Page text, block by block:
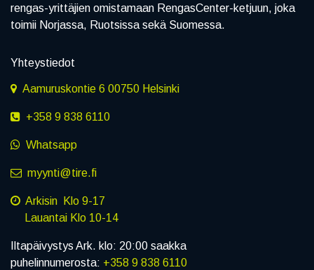
rengas-yrittäjien omistamaan RengasCenter-ketjuun, joka
toimii Norjassa, Ruotsissa sekä Suomessa.
Yhteystiedot
Aamuruskontie 6 00750 Helsinki
+358 9 838 6110
Whatsapp
myynti@tire.fi
Arkisin Klo 9-17
Lauantai Klo 10-14
Iltapäivystys Ark. klo: 20:00 saakka
puhelinnumerosta: +358 9 838 6110